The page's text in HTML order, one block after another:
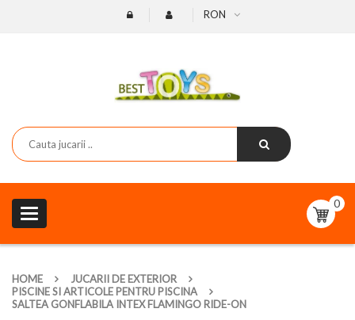
RON
Toggle
navigation
0
HOME
JUCARII DE EXTERIOR
PISCINE SI ARTICOLE PENTRU PISCINA
SALTEA GONFLABILA INTEX FLAMINGO RIDE-ON